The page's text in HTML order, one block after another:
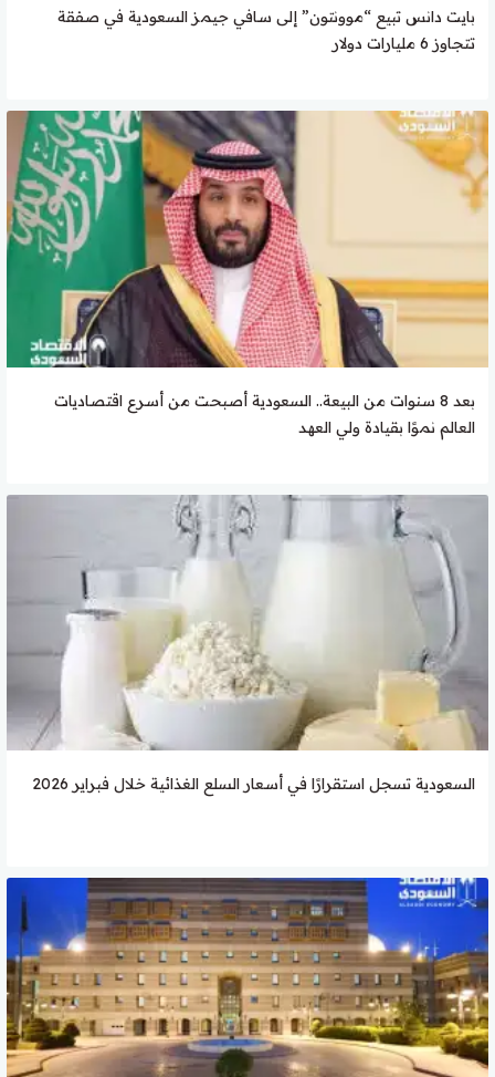
بايت دانس تبيع “موونتون” إلى سافي جيمز السعودية في صفقة
تتجاوز 6 مليارات دولار
بعد 8 سنوات من البيعة.. السعودية أصبحت من أسرع اقتصاديات
العالم نموًا بقيادة ولي العهد
السعودية تسجل استقرارًا في أسعار السلع الغذائية خلال فبراير 2026